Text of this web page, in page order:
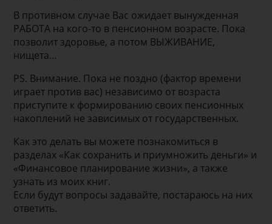
В противном случае Вас ожидает вынужденная
РАБОТА на кого-то в пенсионном возрасте. Пока
позволит здоровье, а потом ВЫЖИВАНИЕ,
нищета…
PS. Внимание. Пока не поздно (фактор времени
играет против вас) независимо от возраста
приступите к формированию своих пенсионных
накоплений не зависимых от государственных.
Как это делать вы можете познакомиться в
разделах «Как сохранить и приумножить деньги» и
«Финансовое планирование жизни», а также
узнать из моих книг.
Если будут вопросы задавайте, постараюсь на них
ответить.